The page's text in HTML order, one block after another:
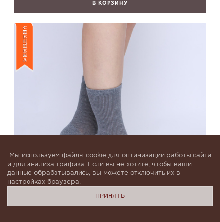
В КОРЗИНУ
Мы используем файлы cookie для оптимизации работы сайта
и для анализа трафика. Если вы не хотите, чтобы ваши
данные обрабатывались, вы можете отключить их в
настройках браузера.
ПРИНЯТЬ